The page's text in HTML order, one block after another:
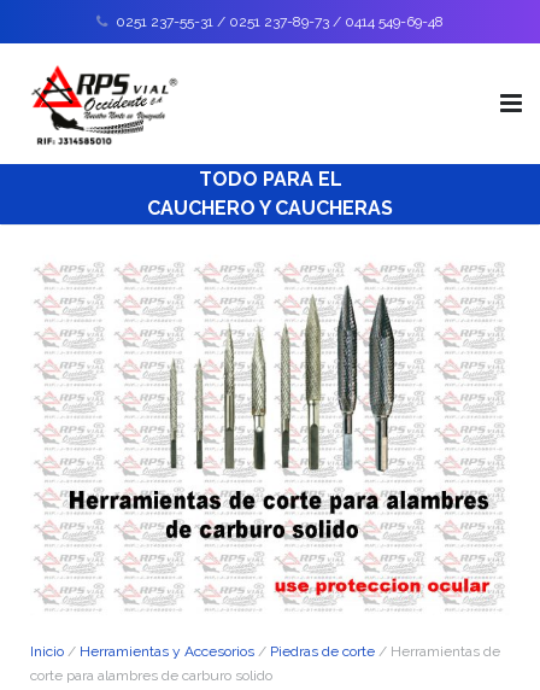
0251 237-55-31 / 0251 237-89-73 / 0414 549-69-48
Catálogo de productos
Soporte Técnico
Envíos
Contáctanos
TODO PARA EL
CAUCHERO Y CAUCHERAS
Inicio / Herramientas y Accesorios / Piedras de corte / Herramientas de
corte para alambres de carburo solido